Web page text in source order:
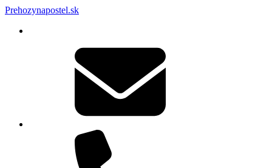
Prehozynapostel.sk